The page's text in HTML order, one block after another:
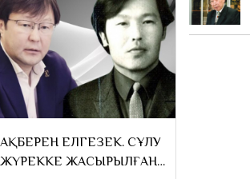
АҚБЕРЕН ЕЛГЕЗЕК. СҰЛУ
ЖҮРЕККЕ ЖАСЫРЫЛҒАН